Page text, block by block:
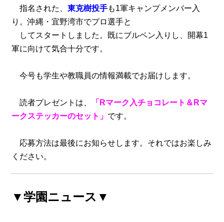
指名された、 東克樹投手も1軍キャンプメンバー入
り。沖縄・宜野湾市でプロ選手と
してスタートしました。既にブルペン入りし、開幕1
軍に向けて気合十分です。
今号も学生や教職員の情報満載でお届けします。
読者プレゼントは、
「Rマーク入チョコレート＆Rマ
ークステッカーのセット」 です。
応募方法は最後にお知らせします。それではお楽しみ
ください。
▼学園ニュース▼